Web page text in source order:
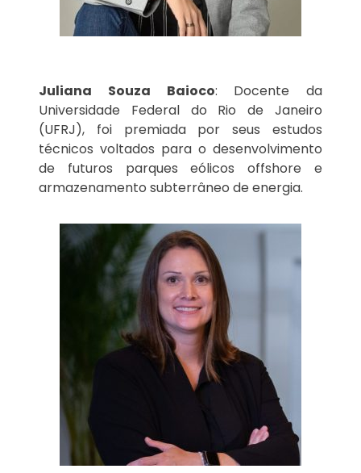
Juliana Souza Baioco: Docente da
Universidade Federal do Rio de Janeiro
(UFRJ), foi premiada por seus estudos
técnicos voltados para o desenvolvimento
de futuros parques eólicos offshore e
armazenamento subterrâneo de energia.